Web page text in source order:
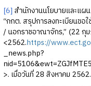
[6] สำนักงานนโยบายและแผ
“กกต. สรุปการลงทะเบียนขอ
/ นอกราชอาณาจักร,” (22 กุ
<2562.https://
_news.php?
>. เมื่อวันที่ 28 สิงหาคม 2562.